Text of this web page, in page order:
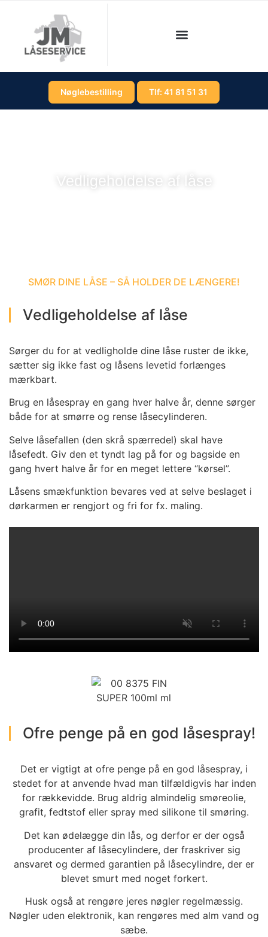
Nøglebestilling Tlf: 41 81 51 31
Vedligeholdelse af låse
SMØR DINE LÅSE – SÅ HOLDER DE LÆNGERE!
Vedligeholdelse af låse
Sørger du for at vedligholde dine låse ruster de ikke,
sætter sig ikke fast og låsens levetid forlænges
mærkbart.
Brug en låsespray en gang hver halve år, denne sørger
både for at smørre og rense låsecylinderen.
Selve låsefallen (den skrå spærredel) skal have
låsefedt. Giv den et tyndt lag på for og bagside en
gang hvert halve år for en meget lettere “kørsel”.
Låsens smækfunktion bevares ved at selve beslaget i
dørkarmen er rengjort og fri for fx. maling.
Ofre penge på en god låsespray!
Det er vigtigt at ofre penge på en god låsespray, i
stedet for at anvende hvad man tilfældigvis har inden
for rækkevidde. Brug aldrig almindelig smøreolie,
grafit, fedtstof eller spray med silikone til smøring.
Det kan ødelægge din lås, og derfor er der også
producenter af låsecylindere, der fraskriver sig
ansvaret og dermed garantien på låsecylindre, der er
blevet smurt med noget forkert.
Husk også at rengøre jeres nøgler regelmæssig.
Nøgler uden elektronik, kan rengøres med alm vand og
sæbe.